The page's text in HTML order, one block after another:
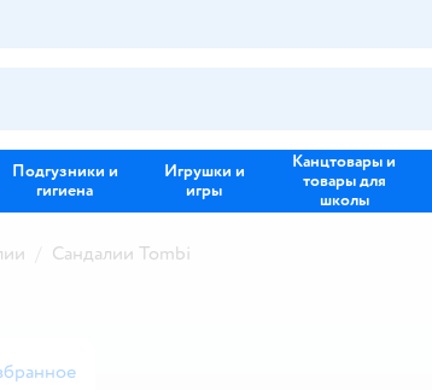
Подгузники и
гигиена
Игрушки и
игры
Канцтовары и
товары для
школы
Сандалии Tombi